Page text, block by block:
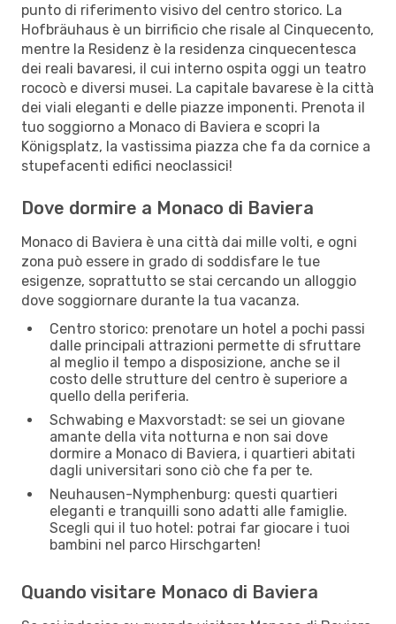
punto di riferimento visivo del centro storico. La
Hofbräuhaus è un birrificio che risale al Cinquecento,
mentre la Residenz è la residenza cinquecentesca
dei reali bavaresi, il cui interno ospita oggi un teatro
rococò e diversi musei. La capitale bavarese è la città
dei viali eleganti e delle piazze imponenti. Prenota il
tuo soggiorno a Monaco di Baviera e scopri la
Königsplatz, la vastissima piazza che fa da cornice a
stupefacenti edifici neoclassici!
Dove dormire a Monaco di Baviera
Monaco di Baviera è una città dai mille volti, e ogni
zona può essere in grado di soddisfare le tue
esigenze, soprattutto se stai cercando un alloggio
dove soggiornare durante la tua vacanza.
Centro storico: prenotare un hotel a pochi passi
dalle principali attrazioni permette di sfruttare
al meglio il tempo a disposizione, anche se il
costo delle strutture del centro è superiore a
quello della periferia.
Schwabing e Maxvorstadt: se sei un giovane
amante della vita notturna e non sai dove
dormire a Monaco di Baviera, i quartieri abitati
dagli universitari sono ciò che fa per te.
Neuhausen-Nymphenburg: questi quartieri
eleganti e tranquilli sono adatti alle famiglie.
Scegli qui il tuo hotel: potrai far giocare i tuoi
bambini nel parco Hirschgarten!
Quando visitare Monaco di Baviera